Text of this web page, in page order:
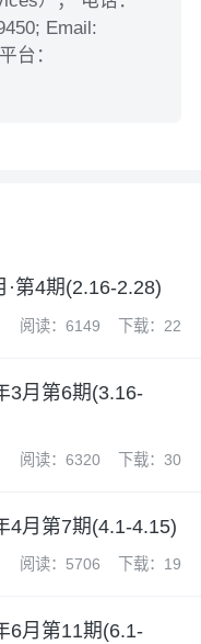
Email:
台：
·第4期(2.16-2.28)
阅读：6149 下载：22
3月第6期(3.16-
阅读：6320 下载：30
4月第7期(4.1-4.15)
阅读：5706 下载：19
6月第11期(6.1-